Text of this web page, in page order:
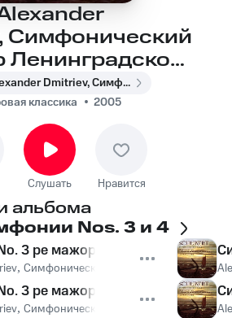
Симфонический
Ленинградской
Франц
Симфония No. 4
D. 417: II.
Andante
Alexander Dmitriev, Симфонический оркестр Ленинградской филармонии, Франц Шуберт
классика
2005
Слушать Нравится
альбома
Nos. 3 и 4
3 ре мажор, D. 200: I. Adagio
, Симфонический оркестр
3 ре мажор, D. 200: II. Allegretto
, Симфонический оркестр